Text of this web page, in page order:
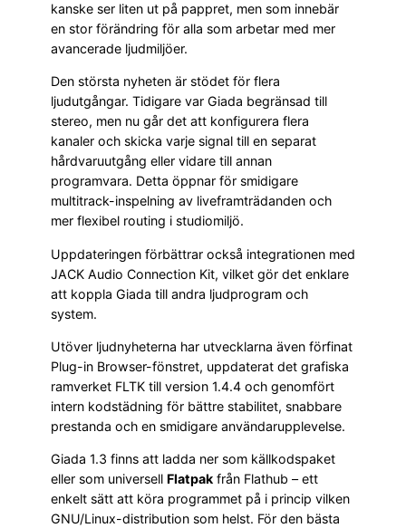
kanske ser liten ut på pappret, men som innebär
en stor förändring för alla som arbetar med mer
avancerade ljudmiljöer.
Den största nyheten är stödet för flera
ljudutgångar. Tidigare var Giada begränsad till
stereo, men nu går det att konfigurera flera
kanaler och skicka varje signal till en separat
hårdvaruutgång eller vidare till annan
programvara. Detta öppnar för smidigare
multitrack-inspelning av liveframträdanden och
mer flexibel routing i studiomiljö.
Uppdateringen förbättrar också integrationen med
JACK Audio Connection Kit, vilket gör det enklare
att koppla Giada till andra ljudprogram och
system.
Utöver ljudnyheterna har utvecklarna även förfinat
Plug-in Browser-fönstret, uppdaterat det grafiska
ramverket FLTK till version 1.4.4 och genomfört
intern kodstädning för bättre stabilitet, snabbare
prestanda och en smidigare användarupplevelse.
Giada 1.3 finns att ladda ner som källkodspaket
eller som universell Flatpak från Flathub – ett
enkelt sätt att köra programmet på i princip vilken
GNU/Linux-distribution som helst. För den bästa